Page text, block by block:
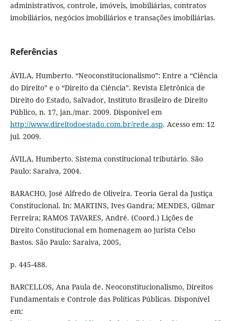
administrativos, controle, imóveis, imobiliárias, contratos
imobiliários, negócios imobiliários e transações imobiliárias.
Referências
ÁVILA, Humberto. “Neoconstitucionalismo”: Entre a “Ciência
do Direito” e o “Direito da Ciência”. Revista Eletrônica de
Direito do Estado, Salvador, Instituto Brasileiro de Direito
Público, n. 17, jan./mar. 2009. Disponível em
http://www.direitodoestado.com.br/rede.asp. Acesso em: 12
jul. 2009.
ÁVILA, Humberto. Sistema constitucional tributário. São
Paulo: Saraiva, 2004.
BARACHO, José Alfredo de Oliveira. Teoria Geral da Justiça
Constitucional. In: MARTINS, Ives Gandra; MENDES, Gilmar
Ferreira; RAMOS TAVARES, André. (Coord.) Lições de
Direito Constitucional em homenagem ao jurista Celso
Bastos. São Paulo: Saraiva, 2005,
p. 445-488.
BARCELLOS, Ana Paula de. Neoconstitucionalismo, Direitos
Fundamentais e Controle das Políticas Públicas. Disponível
em: